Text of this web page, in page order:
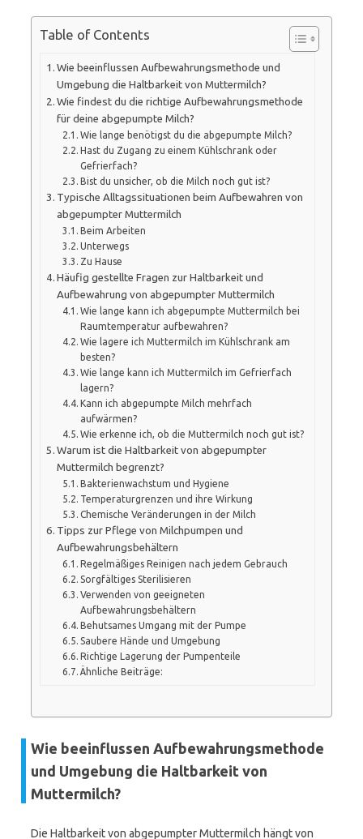
Table of Contents
Wie beeinflussen Aufbewahrungsmethode und
Umgebung die Haltbarkeit von Muttermilch?
Wie findest du die richtige Aufbewahrungsmethode
für deine abgepumpte Milch?
Wie lange benötigst du die abgepumpte Milch?
Hast du Zugang zu einem Kühlschrank oder
Gefrierfach?
Bist du unsicher, ob die Milch noch gut ist?
Typische Alltagssituationen beim Aufbewahren von
abgepumpter Muttermilch
Beim Arbeiten
Unterwegs
Zu Hause
Häufig gestellte Fragen zur Haltbarkeit und
Aufbewahrung von abgepumpter Muttermilch
Wie lange kann ich abgepumpte Muttermilch bei
Raumtemperatur aufbewahren?
Wie lagere ich Muttermilch im Kühlschrank am
besten?
Wie lange kann ich Muttermilch im Gefrierfach
lagern?
Kann ich abgepumpte Milch mehrfach
aufwärmen?
Wie erkenne ich, ob die Muttermilch noch gut ist?
Warum ist die Haltbarkeit von abgepumpter
Muttermilch begrenzt?
Bakterienwachstum und Hygiene
Temperaturgrenzen und ihre Wirkung
Chemische Veränderungen in der Milch
Tipps zur Pflege von Milchpumpen und
Aufbewahrungsbehältern
Regelmäßiges Reinigen nach jedem Gebrauch
Sorgfältiges Sterilisieren
Verwenden von geeigneten
Aufbewahrungsbehältern
Behutsames Umgang mit der Pumpe
Saubere Hände und Umgebung
Richtige Lagerung der Pumpenteile
Ähnliche Beiträge:
Wie beeinflussen Aufbewahrungsmethode
und Umgebung die Haltbarkeit von
Muttermilch?
Die Haltbarkeit von abgepumpter Muttermilch hängt von